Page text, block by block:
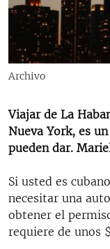
RADIO MARTÍ
ESPECIALES
ESPECIALES
SER VIEJO EN
KENTU-CUBANO
LA INVASIÓN DE
MULTIMEDIA
SÍGUENOS
Archivo
Viajar de La
Nueva York, es
pueden dar.
Si usted es
necesitar una
obtener el
requiere de unos